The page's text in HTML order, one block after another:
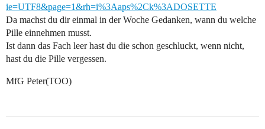
ie=UTF8&page=1&rh=i%3Aaps%2Ck%3ADOSETTE
Da machst du dir einmal in der Woche Gedanken, wann du welche
Pille einnehmen musst.
Ist dann das Fach leer hast du die schon geschluckt, wenn nicht,
hast du die Pille vergessen.
MfG Peter(TOO)